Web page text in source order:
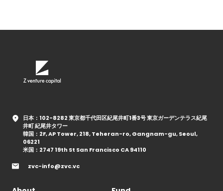
日本：102-8282 東京都千代田区紀尾井町1番3号 東京ガーデンテラス紀尾
井町 紀尾井タワー
韓国：2F, AP Tower, 218, Teheran-ro, Gangnam-gu, Seoul,
06221
米国：2747 19th St San Francisco CA 94110
zvc-info@zvc.vc